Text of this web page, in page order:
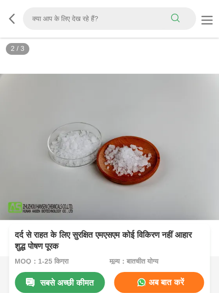
3 / 3
दर्द से राहत के लिए सुरक्षित एमएसएम कोई विकिरण नहीं आहार
शुद्ध पोषण पूरक
MOQ：1-25 किग्रा मूल्य：बातचीत योग्य
सबसे अच्छी कीमत अब बात करें